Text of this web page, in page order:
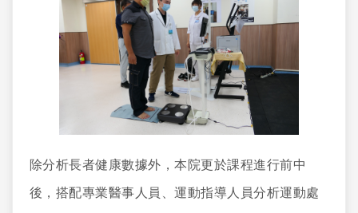
除分析長者健康數據外，本院更於課程進行前中
後，搭配專業醫事人員、運動指導人員分析運動處